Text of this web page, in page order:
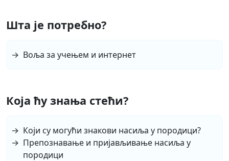
Шта је потребно?
Воља за учењем и интернет
Која ћу знања стећи?
Који су могући знакови насиља у породици?
Препознавање и пријављивање насиља у
породици